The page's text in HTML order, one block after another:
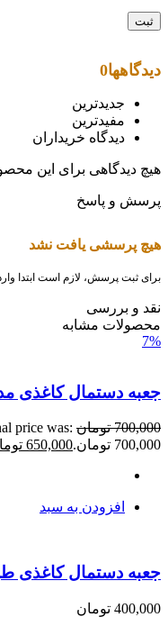
دیدگاهها0
جدیدترین
مفیدترین
دیدگاه خریداران
هیچ دیدگاهی برای این
پرسش و پاسخ
هیچ پرسشی یافت نشد
برای ثبت پرسش، لازم است ابتدا
نقد و بررسی
محصولات مشابه
7%
جعبه دستمال کاغذی
700,000 تومان price was:
700,000 تومان.
650,000
افزودن به سبد
جعبه دستمال کاغذی
400,000 تومان